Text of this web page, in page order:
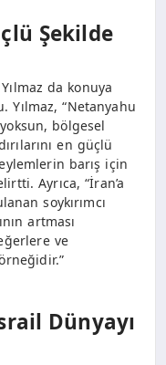
Şekilde
da konuya
“Netanyahu
bölgesel
en güçlü
barış için
Ayrıca, “İran’a
soykırımcı
artması
ve
Dünyayı